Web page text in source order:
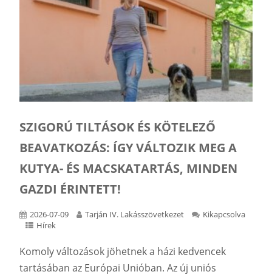
SZIGORÚ TILTÁSOK ÉS KÖTELEZŐ
BEAVATKOZÁS: ÍGY VÁLTOZIK MEG A
KUTYA- ÉS MACSKATARTÁS, MINDEN
GAZDI ÉRINTETT!
2026-07-09 Tarján IV. Lakásszövetkezet
Kikapcsolva
Hírek
Komoly változások jöhetnek a házi kedvencek
tartásában az Európai Unióban. Az új uniós